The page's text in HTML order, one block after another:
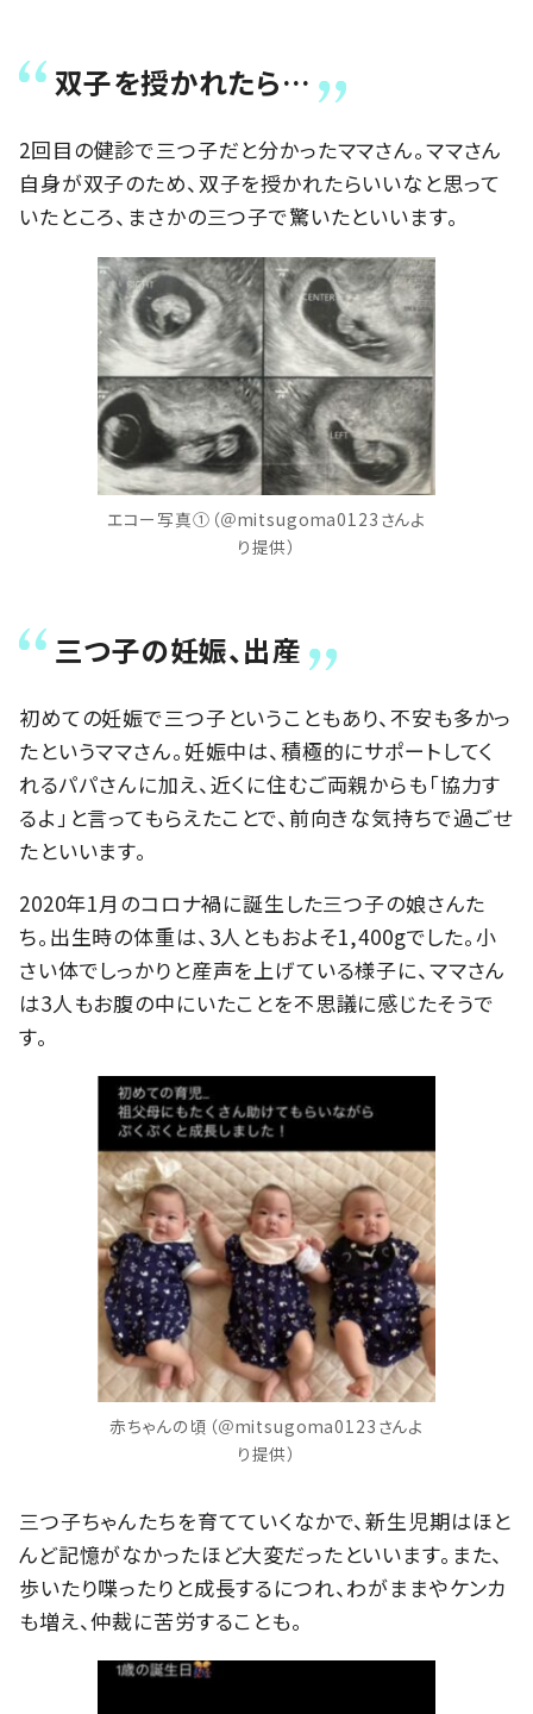
双子を授かれたら…
2回目の健診で三つ子だと分かったママさん。ママさん
自身が双子のため、双子を授かれたらいいなと思って
いたところ、まさかの三つ子で驚いたといいます。
エコー写真①（＠mitsugoma0123さんよ
り提供）
三つ子の妊娠、出産
初めての妊娠で三つ子ということもあり、不安も多かっ
たというママさん。妊娠中は、積極的にサポートしてく
れるパパさんに加え、近くに住むご両親からも「協力す
るよ」と言ってもらえたことで、前向きな気持ちで過ごせ
たといいます。
2020年1月のコロナ禍に誕生した三つ子の娘さんた
ち。出生時の体重は、3人ともおよそ1,400gでした。小
さい体でしっかりと産声を上げている様子に、ママさん
は3人もお腹の中にいたことを不思議に感じたそうで
す。
赤ちゃんの頃（＠mitsugoma0123さんよ
り提供）
三つ子ちゃんたちを育てていくなかで、新生児期はほと
んど記憶がなかったほど大変だったといいます。また、
歩いたり喋ったりと成長するにつれ、わがままやケンカ
も増え、仲裁に苦労することも。